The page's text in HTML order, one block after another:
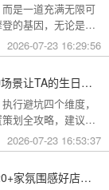
是一道充满无限可
的基因，无论是外
为策划惊喜提供了
2026-07-23 16:29:56
三亚惊喜生日布置策划全攻略：这8种场景让TA的生日成为永远难忘的回忆
行避坑四个维度，
划全攻略，建议收
2026-07-23 16:53:37
三亚适合生日聚会的餐厅有哪些？这20+家氛围感好店按风格挑，一篇搞定